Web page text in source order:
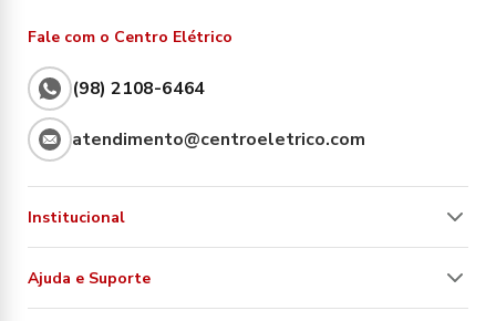
Fale com o Centro Elétrico
(98) 2108-6464
atendimento@centroeletrico.com
Institucional
Ajuda e Suporte